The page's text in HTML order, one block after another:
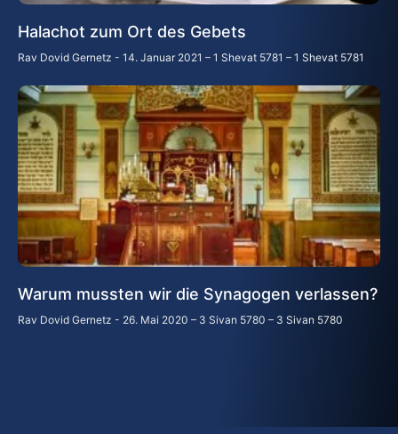
Halachot zum Ort des Gebets
Rav Dovid Gernetz 14. Januar 2021 – 1 Shevat 5781 – 1 Shevat 5781
Warum mussten wir die Synagogen verlassen?
Rav Dovid Gernetz 26. Mai 2020 – 3 Sivan 5780 – 3 Sivan 5780